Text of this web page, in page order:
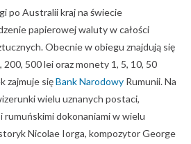
po Australii kraj na świecie
papierowej waluty w całości
Obecnie w obiegu znajdują się
500 lei oraz monety 1, 5, 10, 50
zajmuje sięBank Narodowy Rumunii. Na
wielu uznanych postaci,
rumuńskimi dokonaniami w wielu
Nicolae Iorga, kompozytor George